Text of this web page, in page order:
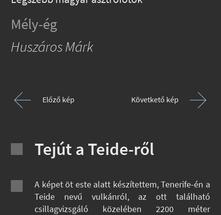
Mély-ég
Huszáros Márk
Előző kép Követkető kép
Tejút a Teide-ről
A képet öt este alatt készítettem, Tenerife-én a
Teide nevű vulkánról, az ott található
csillagvizsgáló közelében 2200 méter